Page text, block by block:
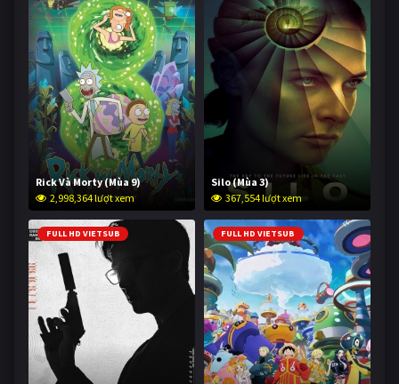
Rick Và Morty (Mùa 9)
2,998,364 lượt xem
Silo (Mùa 3)
367,554 lượt xem
FULL HD VIETSUB FULL HD VIETSUB